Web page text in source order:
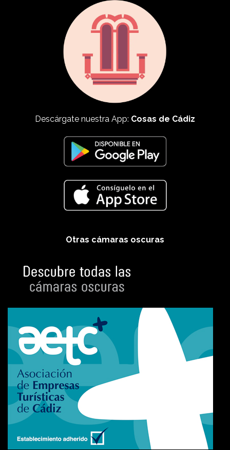
Descárgate nuestra App: Cosas de Cádiz
Otras cámaras oscuras